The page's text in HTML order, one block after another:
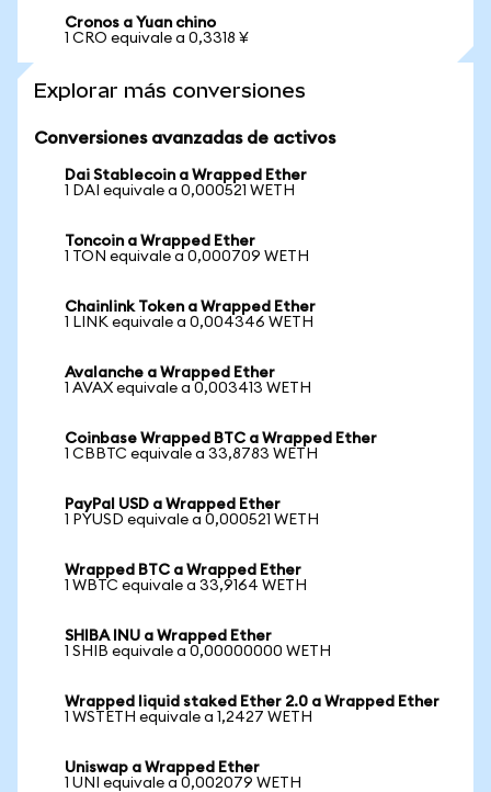
Cronos a Yuan chino
1 CRO equivale a 0,3318 ¥
Explorar más conversiones
Conversiones avanzadas de activos
Dai Stablecoin a Wrapped Ether
1 DAI equivale a 0,000521 WETH
Toncoin a Wrapped Ether
1 TON equivale a 0,000709 WETH
Chainlink Token a Wrapped Ether
1 LINK equivale a 0,004346 WETH
Avalanche a Wrapped Ether
1 AVAX equivale a 0,003413 WETH
Coinbase Wrapped BTC a Wrapped Ether
1 CBBTC equivale a 33,8783 WETH
PayPal USD a Wrapped Ether
1 PYUSD equivale a 0,000521 WETH
Wrapped BTC a Wrapped Ether
1 WBTC equivale a 33,9164 WETH
SHIBA INU a Wrapped Ether
1 SHIB equivale a 0,00000000 WETH
Wrapped liquid staked Ether 2.0 a Wrapped Ether
1 WSTETH equivale a 1,2427 WETH
Uniswap a Wrapped Ether
1 UNI equivale a 0,002079 WETH